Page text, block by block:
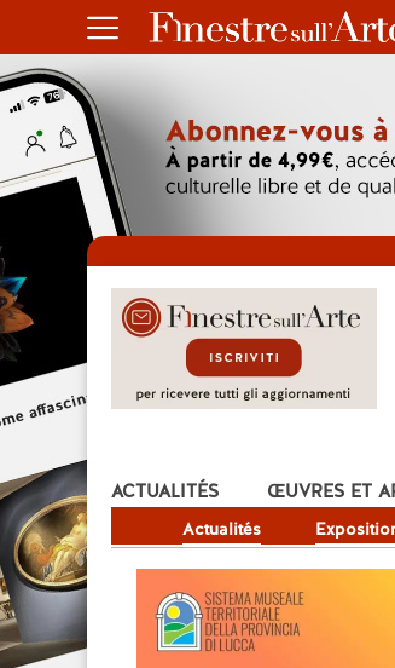
ACTUALITÉS
Actualités
ŒUVRES ET